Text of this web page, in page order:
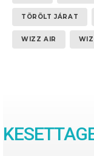
TÖRÖLT JÁRAT
WIZZ AIR